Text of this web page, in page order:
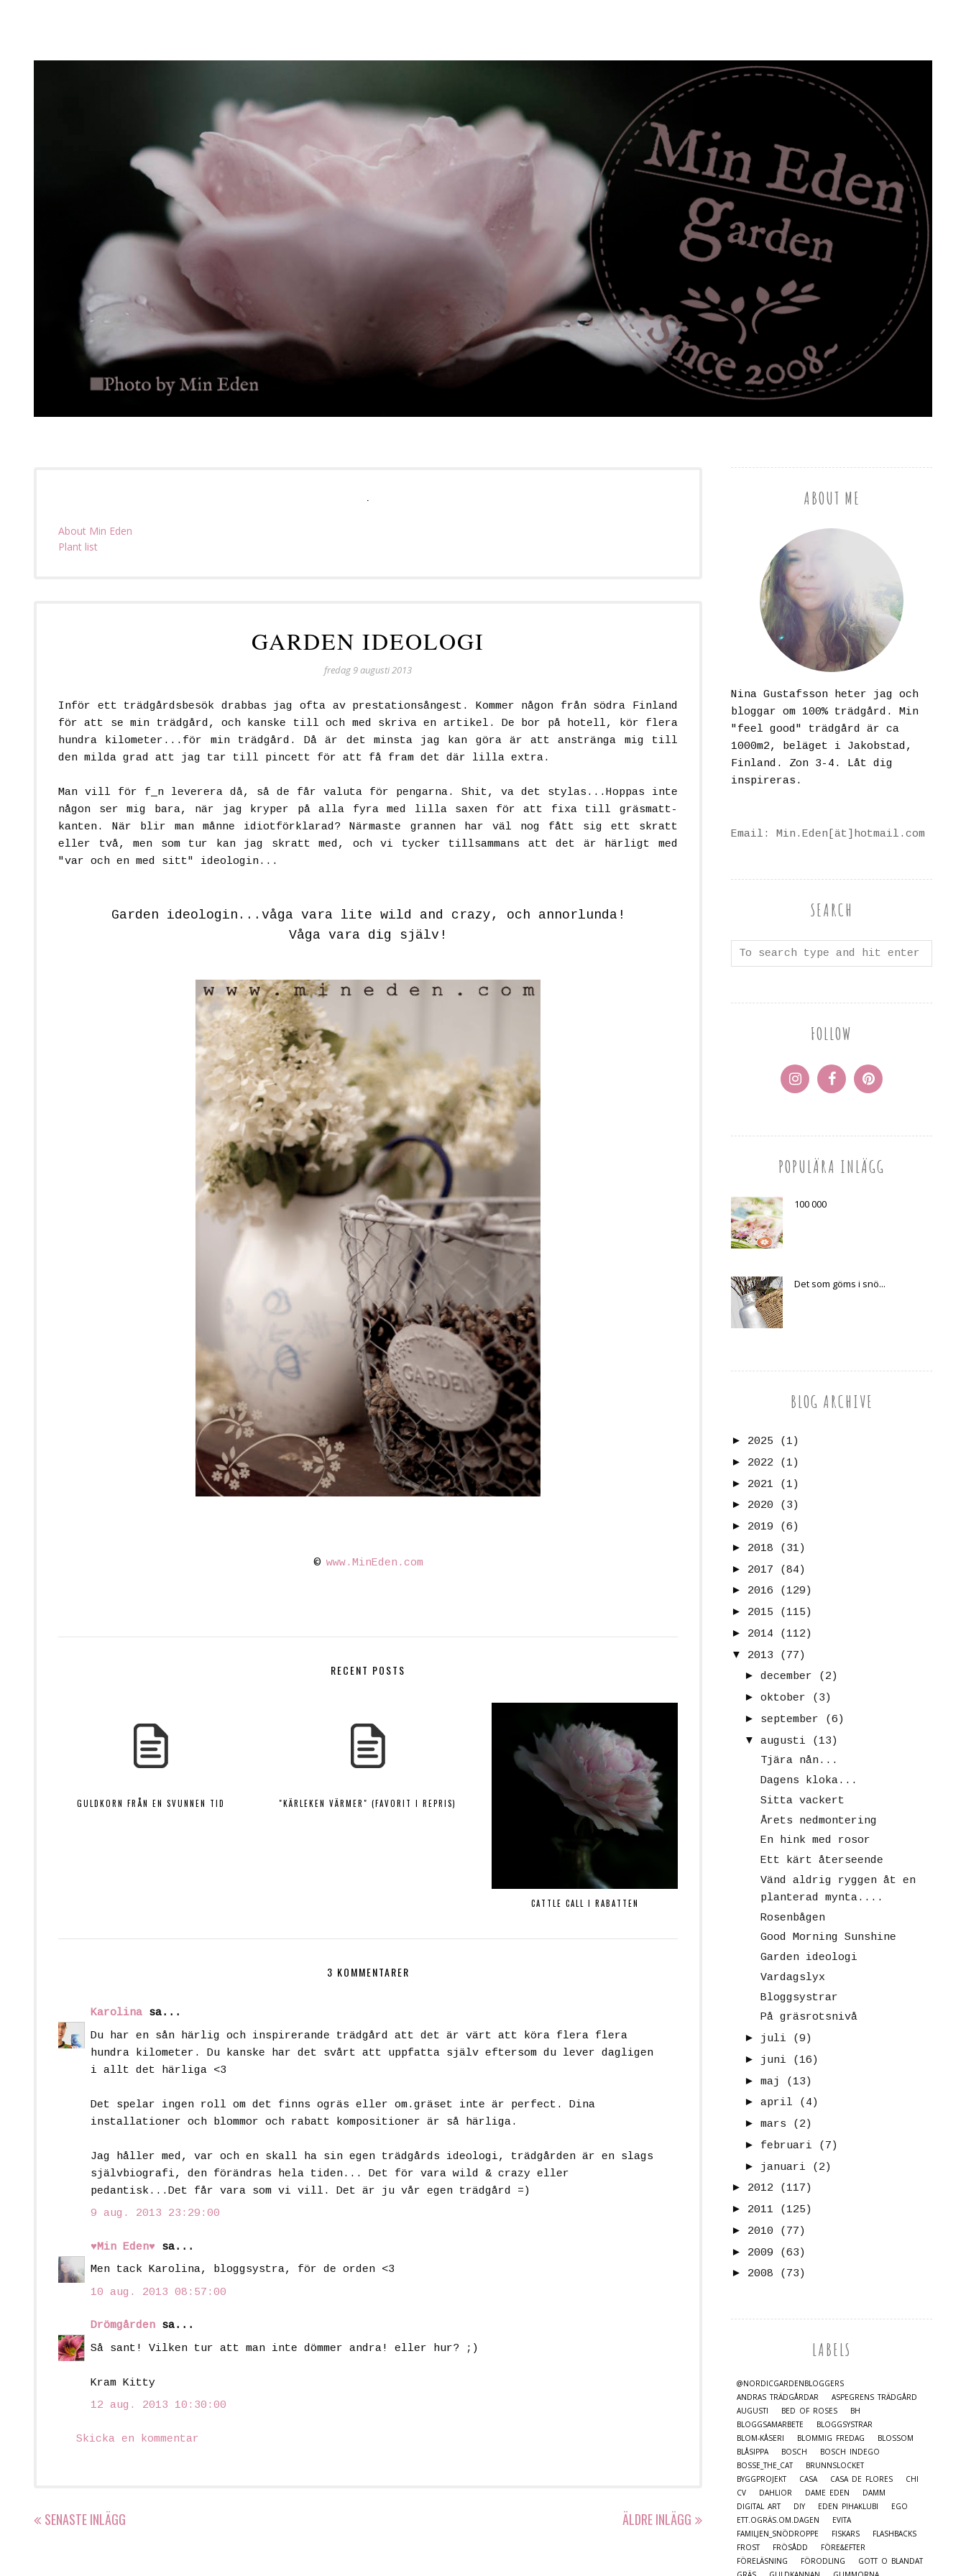
About Min Eden
Plant list
GARDEN IDEOLOGI
fredag 9 augusti 2013
Inför ett trädgårdsbesök drabbas jag ofta av prestationsångest. Kommer någon från södra Finland
för att se min trädgård, och kanske till och med skriva en artikel. De bor på hotell, kör flera
hundra kilometer...för min trädgård. Då är det minsta jag kan göra är att anstränga mig till
den milda grad att jag tar till pincett för att få fram det där lilla extra.
Man vill för f_n leverera då, så de får valuta för pengarna. Shit, va det stylas...Hoppas inte
någon ser mig bara, när jag kryper på alla fyra med lilla saxen för att fixa till gräsmatt-
kanten. När blir man månne idiotförklarad? Närmaste grannen har väl nog fått sig ett skratt
eller två, men som tur kan jag skratt med, och vi tycker tillsammans att det är härligt med
"var och en med sitt" ideologin...
Garden ideologin...våga vara lite wild and crazy, och annorlunda!
Våga vara dig själv!
© www.MinEden.com
RECENT POSTS
GULDKORN FRÅN EN SVUNNEN TID "KÄRLEKEN VÄRMER" (FAVORIT I REPRIS)
CATTLE CALL I RABATTEN
3 KOMMENTARER
Karolina sa...
Du har en sån härlig och inspirerande trädgård att det är värt att köra flera flera
hundra kilometer. Du kanske har det svårt att uppfatta själv eftersom du lever dagligen
i allt det härliga <3
Det spelar ingen roll om det finns ogräs eller om.gräset inte är perfect. Dina
installationer och blommor och rabatt kompositioner är så härliga.
Jag håller med, var och en skall ha sin egen trädgårds ideologi, trädgården är en slags
självbiografi, den förändras hela tiden... Det för vara wild & crazy eller
pedantisk...Det får vara som vi vill. Det är ju vår egen trädgård =)
9 aug. 2013 23:29:00
♥Min Eden♥ sa...
Men tack Karolina, bloggsystra, för de orden <3
10 aug. 2013 08:57:00
Drömgården sa...
Så sant! Vilken tur att man inte dömmer andra! eller hur? ;)
Kram Kitty
12 aug. 2013 10:30:00
Skicka en kommentar
SENASTE INLÄGG ÄLDRE INLÄGG
ABOUT ME
Nina Gustafsson heter jag och
bloggar om 100% trädgård. Min
"feel good" trädgård är ca
1000m2, beläget i Jakobstad,
Finland. Zon 3-4. Låt dig
inspireras.
Email: Min.Eden[ät]hotmail.com
SEARCH
FOLLOW
POPULÄRA INLÄGG
100 000
Det som göms i snö...
BLOG ARCHIVE
► 2025
(1)
► 2022
(1)
► 2021
(1)
► 2020
(3)
► 2019
(6)
► 2018
(31)
► 2017
(84)
► 2016
(129)
► 2015
(115)
► 2014
(112)
▼
2013
(77)
► december
(2)
► oktober
(3)
► september
(6)
▼
augusti
(13)
Tjära nån...
Dagens kloka...
Sitta vackert
Årets nedmontering
En hink med rosor
Ett kärt återseende
Vänd aldrig ryggen åt en
planterad mynta....
Rosenbågen
Good Morning Sunshine
Garden ideologi
Vardagslyx
Bloggsystrar
På gräsrotsnivå
► juli
(9)
► juni
(16)
► maj
(13)
► april
(4)
► mars
(2)
► februari
(7)
► januari
(2)
► 2012
(117)
► 2011
(125)
► 2010
(77)
► 2009
(63)
► 2008 (73)
LABELS
@NORDICGARDENBLOGGERS
ANDRAS TRÄDGÅRDAR
ASPEGRENS TRÄDGÅRD
AUGUSTI
BED OF ROSES
BH
BLOGGSAMARBETE
BLOGGSYSTRAR
BLOM-KÅSERI
BLOMMIG FREDAG
BLOSSOM
BLÅSIPPA
BOSCH
BOSCH INDEGO
BOSSE_THE_CAT
BRUNNSLOCKET
BYGGPROJEKT
CASA CASA DE FLORES
CHI
CV
DAHLIOR DAME EDEN
DAMM
DIGITAL ART
DIY EDEN PIHAKLUBI
EGO
ETT.OGRÄS.OM.DAGEN
EVITA
FAMILJEN_SNÖDROPPE
FISKARS
FLASHBACKS
FROST
FRÖSÅDD
FÖRE&EFTER
FÖRELÄSNING
FÖRODLING
GOTT O BLANDAT